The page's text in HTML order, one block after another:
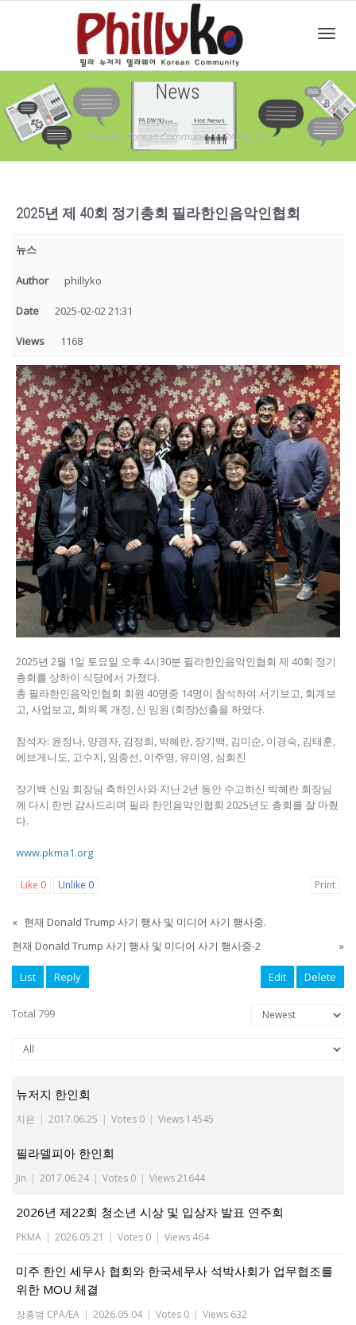
News
PhillyKo Korean Community in PA, NJ, DE
2025년 제 40회 정기총회 필라한인음악인협회
뉴스
Author phillyko
Date 2025-02-02 21:31
Views 1168
2025년 2월 1일 토요일 오후 4시30분 필라한인음악인협회 제 40회 정기
총회를 상하이 식당에서 가졌다.
총 필라한인음악인협회 회원 40명중 14명이 참석하여 서기보고, 회계보
고, 사업보고, 회의록 개정, 신 임원 (회장)선출을 하였다.
참석자: 윤정나, 양경자, 김정희, 박혜란, 장기백, 김미순, 이경숙, 김태훈,
에브게니도, 고수지, 임종선, 이주영, 유미영, 심회진
장기백 신임 회장님 축하인사와 지난 2년 동안 수고하신 박혜란 회장님
께 다시 한번 감사드리며 필라 한인음악인협회 2025년도 총회를 잘 마췄
다.
www.pkma1.org
Like 0 Unlike 0 Print
« 현재 Donald Trump 사기 행사 및 미디어 사기 행사중.
현재 Donald Trump 사기 행사 및 미디어 사기 행사중-2
»
List Reply Edit Delete
Total 799
뉴저지 한인회
지은 | 2017.06.25 | Votes 0 | Views 14545
필라델피아 한인회
Jin | 2017.06.24 | Votes 0 | Views 21644
2026년 제22회 청소년 시상 및 입상자 발표 연주회
PKMA | 2026.05.21 | Votes 0 | Views 464
미주 한인 세무사 협회와 한국세무사 석박사회가 업무협조를
위한 MOU 체결
장홍범 CPA/EA | 2026.05.04 | Votes 0 | Views 632